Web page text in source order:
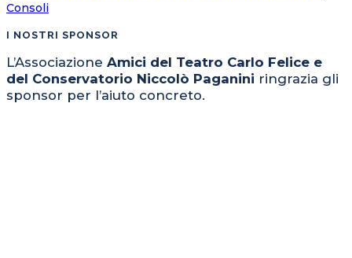
Consoli
I NOSTRI SPONSOR
L’Associazione Amici del Teatro Carlo Felice e
del Conservatorio Niccolò Paganini ringrazia gli
sponsor per l’aiuto concreto.